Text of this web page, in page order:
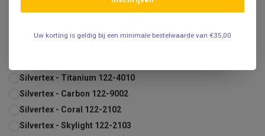
Silvertex - Turquoise 122-3001
Silvertex - Titanium 122-4010
Silvertex - Carbon 122-9002
Silvertex - Coral 122-2102
Silvertex - Skylight 122-2103
Uw korting is geldig bij een minimale bestelwaarde van €35,00